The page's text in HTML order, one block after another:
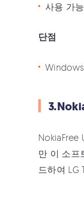
사용 가
단점
NokiaFree
만 이 소프
드하여 LG